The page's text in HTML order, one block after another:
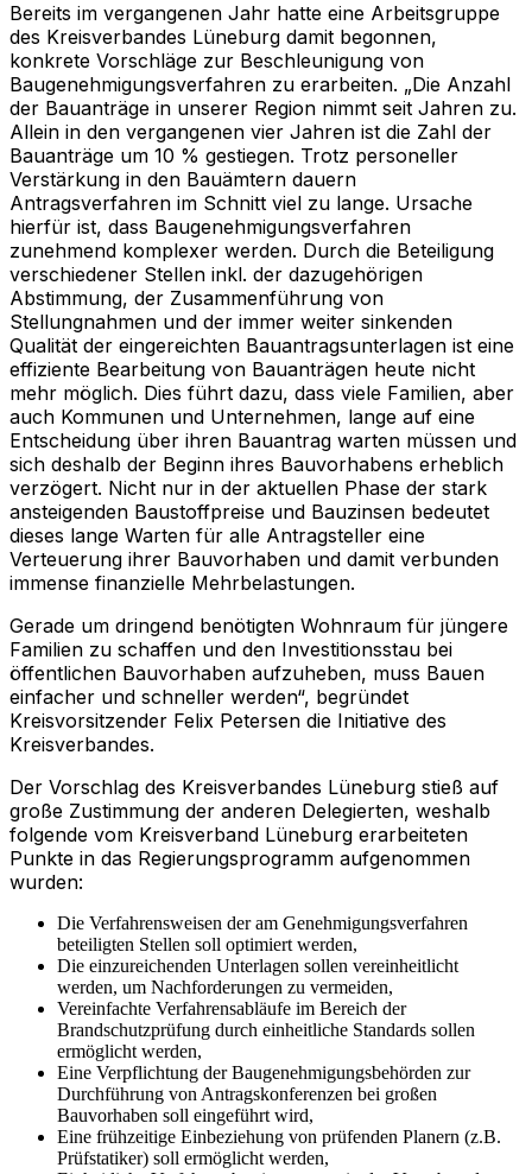
Bereits im vergangenen Jahr hatte eine Arbeitsgruppe
des Kreisverbandes Lüneburg damit begonnen,
konkrete Vorschläge zur Beschleunigung von
Baugenehmigungsverfahren zu erarbeiten. „Die Anzahl
der Bauanträge in unserer Region nimmt seit Jahren zu.
Allein in den vergangenen vier Jahren ist die Zahl der
Bauanträge um 10 % gestiegen. Trotz personeller
Verstärkung in den Bauämtern dauern
Antragsverfahren im Schnitt viel zu lange. Ursache
hierfür ist, dass Baugenehmigungsverfahren
zunehmend komplexer werden. Durch die Beteiligung
verschiedener Stellen inkl. der dazugehörigen
Abstimmung, der Zusammenführung von
Stellungnahmen und der immer weiter sinkenden
Qualität der eingereichten Bauantragsunterlagen ist eine
effiziente Bearbeitung von Bauanträgen heute nicht
mehr möglich. Dies führt dazu, dass viele Familien, aber
auch Kommunen und Unternehmen, lange auf eine
Entscheidung über ihren Bauantrag warten müssen und
sich deshalb der Beginn ihres Bauvorhabens erheblich
verzögert. Nicht nur in der aktuellen Phase der stark
ansteigenden Baustoffpreise und Bauzinsen bedeutet
dieses lange Warten für alle Antragsteller eine
Verteuerung ihrer Bauvorhaben und damit verbunden
immense finanzielle Mehrbelastungen.
Gerade um dringend benötigten Wohnraum für jüngere
Familien zu schaffen und den Investitionsstau bei
öffentlichen Bauvorhaben aufzuheben, muss Bauen
einfacher und schneller werden“, begründet
Kreisvorsitzender Felix Petersen die Initiative des
Kreisverbandes.
Der Vorschlag des Kreisverbandes Lüneburg stieß auf
große Zustimmung der anderen Delegierten, weshalb
folgende vom Kreisverband Lüneburg erarbeiteten
Punkte in das Regierungsprogramm aufgenommen
wurden:
Die Verfahrensweisen der am Genehmigungsverfahren
beteiligten Stellen soll optimiert werden,
Die einzureichenden Unterlagen sollen vereinheitlicht
werden, um Nachforderungen zu vermeiden,
Vereinfachte Verfahrensabläufe im Bereich der
Brandschutzprüfung durch einheitliche Standards sollen
ermöglicht werden,
Eine Verpflichtung der Baugenehmigungsbehörden zur
Durchführung von Antragskonferenzen bei großen
Bauvorhaben soll eingeführt wird,
Eine frühzeitige Einbeziehung von prüfenden Planern (z.B.
Prüfstatiker) soll ermöglicht werden,